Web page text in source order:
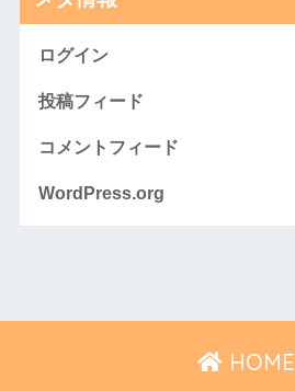
ログイン
投稿フィード
コメントフィード
WordPress.org
HOME